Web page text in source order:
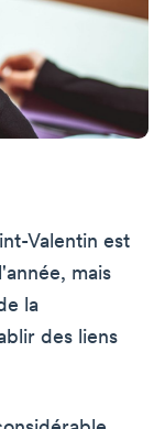
Valentin est
mais
la
des liens